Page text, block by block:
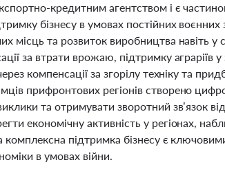
кредитним агентством і є
бізнесу в умовах постійних
місць та розвиток виробництва навіть
за втрати врожаю, підтримку аграріїв
компенсації за згорілу техніку та
прифронтових регіонів створено
та отримувати зворотний
економічну активність у регіонах,
комплексна підтримка бізнесу є
в умовах війни.